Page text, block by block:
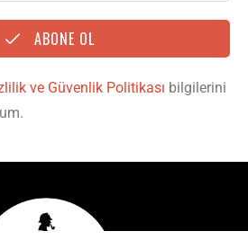
ABONE OL
ve Güvenlik Politikası bilgilerini